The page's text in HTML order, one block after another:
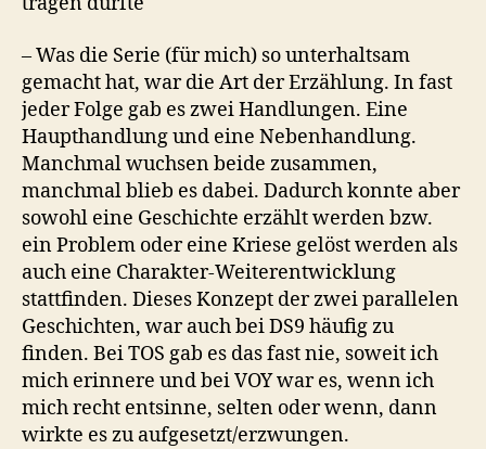
– Was die Serie (für mich) so unterhaltsam
gemacht hat, war die Art der Erzählung. In fast
jeder Folge gab es zwei Handlungen. Eine
Haupthandlung und eine Nebenhandlung.
Manchmal wuchsen beide zusammen,
manchmal blieb es dabei. Dadurch konnte aber
sowohl eine Geschichte erzählt werden bzw.
ein Problem oder eine Kriese gelöst werden als
auch eine Charakter-Weiterentwicklung
stattfinden. Dieses Konzept der zwei parallelen
Geschichten, war auch bei DS9 häufig zu
finden. Bei TOS gab es das fast nie, soweit ich
mich erinnere und bei VOY war es, wenn ich
mich recht entsinne, selten oder wenn, dann
wirkte es zu aufgesetzt/erzwungen.